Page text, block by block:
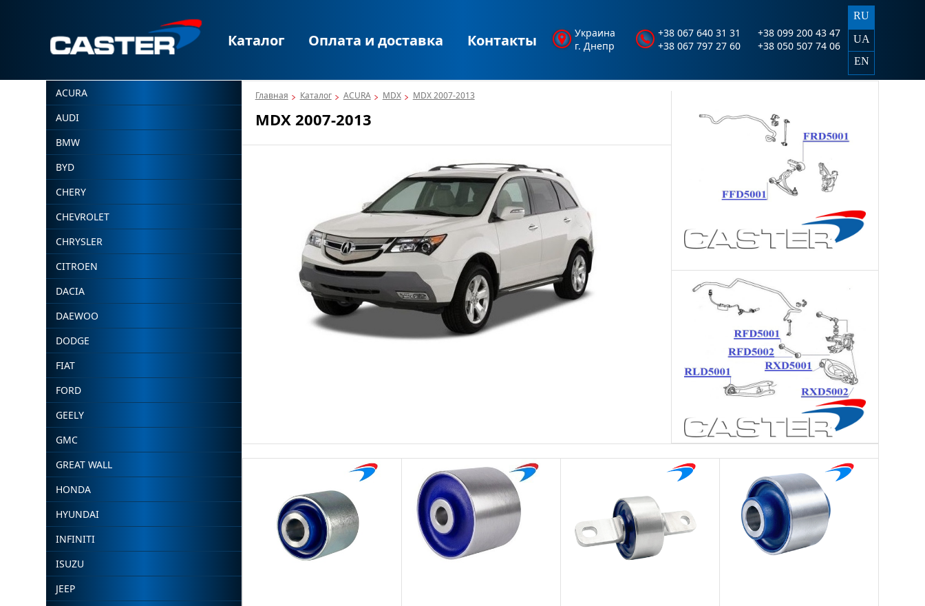
Каталог Оплата и доставка Контакты
Украина
г. Днепр
+38 067 640 31 31
+38 067 797 27 60
+38 099 200 43 47
+38 050 507 74 06
RU
UA
EN
ACURA
AUDI
BMW
BYD
CHERY
CHEVROLET
CHRYSLER
CITROEN
DACIA
DAEWOO
DODGE
FIAT
FORD
GEELY
GMC
GREAT WALL
HONDA
HYUNDAI
INFINITI
ISUZU
JEEP
Главная Каталог ACURA MDX MDX 2007-2013
MDX 2007-2013